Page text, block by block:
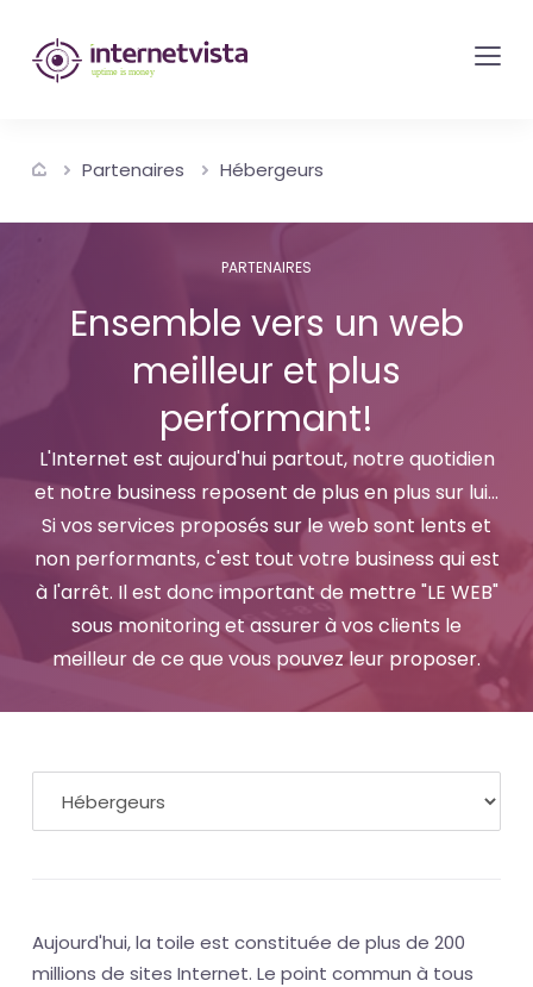
internetvista
monitoring
surveillance
de
site
services
Uptime
is
money
Partenaires Hébergeurs
PARTENAIRES
Ensemble vers un web
meilleur et plus
performant!
L'Internet est aujourd'hui partout, notre quotidien
et notre business reposent de plus en plus sur lui...
Si vos services proposés sur le web sont lents et
non performants, c'est tout votre business qui est
à l'arrêt. Il est donc important de mettre "LE WEB"
sous monitoring et assurer à vos clients le
meilleur de ce que vous pouvez leur proposer.
Aujourd'hui, la toile est constituée de plus de 200
millions de sites Internet. Le point commun à tous